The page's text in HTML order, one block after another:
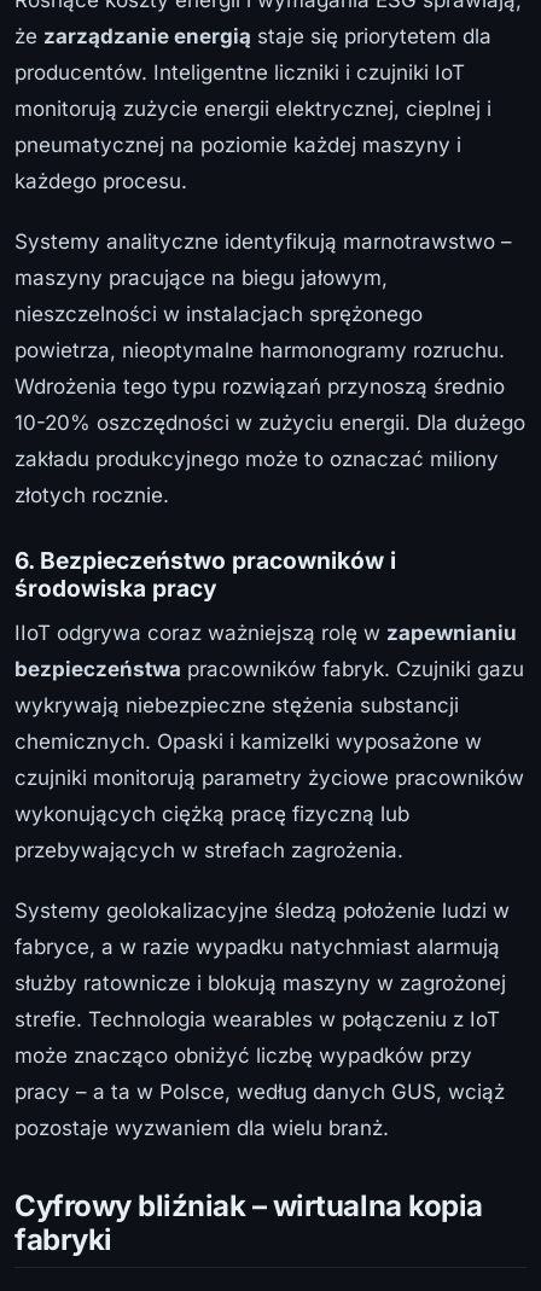
że zarządzanie energią staje się priorytetem dla
producentów. Inteligentne liczniki i czujniki IoT
monitorują zużycie energii elektrycznej, cieplnej i
pneumatycznej na poziomie każdej maszyny i
każdego procesu.
Systemy analityczne identyfikują marnotrawstwo –
maszyny pracujące na biegu jałowym,
nieszczelności w instalacjach sprężonego
powietrza, nieoptymalne harmonogramy rozruchu.
Wdrożenia tego typu rozwiązań przynoszą średnio
10-20% oszczędności w zużyciu energii. Dla dużego
zakładu produkcyjnego może to oznaczać miliony
złotych rocznie.
6. Bezpieczeństwo pracowników i
środowiska pracy
IIoT odgrywa coraz ważniejszą rolę w zapewnianiu
bezpieczeństwa pracowników fabryk. Czujniki gazu
wykrywają niebezpieczne stężenia substancji
chemicznych. Opaski i kamizelki wyposażone w
czujniki monitorują parametry życiowe pracowników
wykonujących ciężką pracę fizyczną lub
przebywających w strefach zagrożenia.
Systemy geolokalizacyjne śledzą położenie ludzi w
fabryce, a w razie wypadku natychmiast alarmują
służby ratownicze i blokują maszyny w zagrożonej
strefie. Technologia wearables w połączeniu z IoT
może znacząco obniżyć liczbę wypadków przy
pracy – a ta w Polsce, według danych GUS, wciąż
pozostaje wyzwaniem dla wielu branż.
Cyfrowy bliźniak – wirtualna kopia
fabryki